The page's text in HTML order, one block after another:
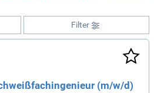
Filter
(m/w/d)